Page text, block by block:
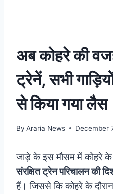
अब कोहरे की
ट्रेनें, सभी
से किया गया लैस
By Araria News December
जाड़े के इस मौसम में कोहरे के
संरक्षित ट्रेन परिचालन की
हैं। जिससे कि कोहरे के